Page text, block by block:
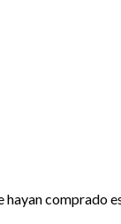
hayan comprado